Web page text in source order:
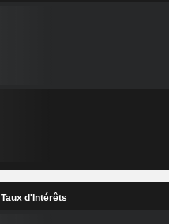
Taux d'Intérêts